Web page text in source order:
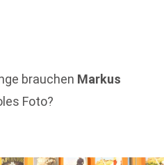
brauchen Markus
Foto?